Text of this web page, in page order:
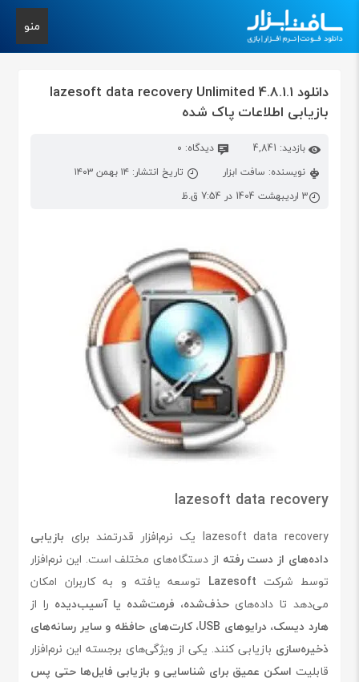
منو
دانلود lazesoft data recovery Unlimited 4.8.1.1
بازیابی اطلاعات پاک شده
بازدید: 4,841
دیدگاه: 0
نویسنده: سافت ابزار
تاریخ انتشار: ۱۴ بهمن ۱۴۰۳
3 اردیبهشت 1404 در 7:54 ق.ظ
lazesoft data recovery
lazesoft data recovery یک نرم‌افزار قدرتمند برای
بازیابی
داده‌های از دست رفته از دستگاه‌های مختلف است. این نرم‌افزار
توسط شرکت Lazesoft توسعه یافته و به کاربران امکان
می‌دهد تا داده‌های حذف‌شده، فرمت‌شده یا آسیب‌دیده را از
هارد دیسک، درایوهای USB، کارت‌های حافظه و سایر رسانه‌های
ذخیره‌سازی بازیابی کنند. یکی از ویژگی‌های برجسته این نرم‌افزار
قابلیت اسکن عمیق برای شناسایی و بازیابی فایل‌ها حتی پس